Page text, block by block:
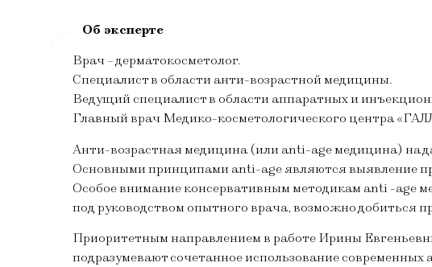
Врач – дерматокосметолог.
Специалист в области анти-возрастной медицины.
Ведущий специалист в области аппаратных и
Главный врач Медико-косметологического центра
Анти-возрастная медицина (или anti-age медицина) на
Основными принципами anti-age являются выявление
Особое внимание консервативным методикам anti -age
под руководством опытного врача, возможно добиться
Приоритетным направлением в работе Ирины
подразумевают сочетанное использование